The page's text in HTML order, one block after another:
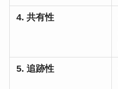
4. 共有性
5. 追跡性